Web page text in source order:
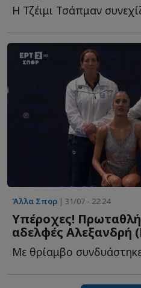
Άλλα Σπορ | 31/07 - 22:24
Υπέροχες!
αδελφές Αλεξανδρή